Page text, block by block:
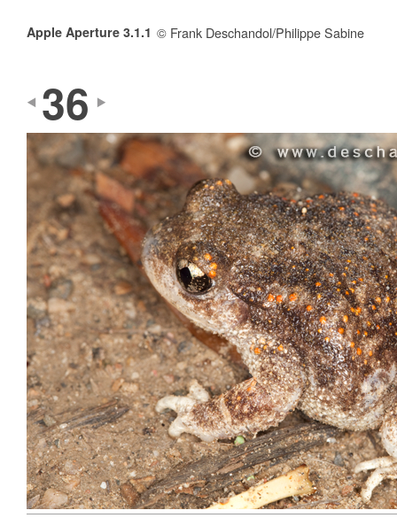
Apple Aperture 3.1.1 © Frank Deschandol/Philippe Sabine
36